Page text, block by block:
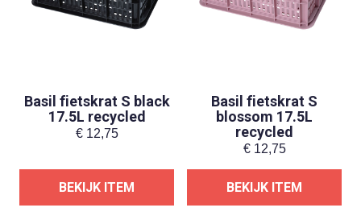
Basil fietskrat S black
17.5L recycled
€12,75
BEKIJK ITEM
Basil fietskrat S
blossom 17.5L
recycled
€12,75
BEKIJK ITEM